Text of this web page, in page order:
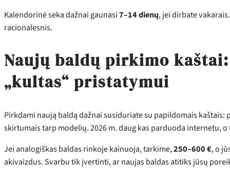
Kalendorinė seka dažnai gaunasi7–14 dienų, jei dirbate
racionalesnis.
Naujų baldų pirkimo
„kultas“ pristatymui
Pirkdami naują baldą dažnai susiduriate su papildomais
skirtumais tarp modelių. 2026 m. daug kas parduoda internetu,
Jei analogiškas baldas rinkoje kainuoja, tarkime,250–600 €, o
akivaizdus. Svarbu tik įvertinti, ar naujas baldas atitiks jūsų